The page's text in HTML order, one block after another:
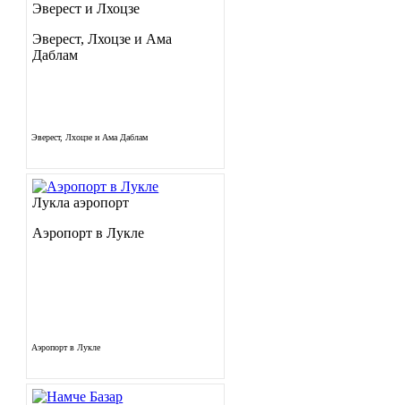
Эверест и Лхоцзе
Эверест, Лхоцзе и Ама
Даблам
Эверест, Лхоцзе и Ама Даблам
Лукла аэропорт
Аэропорт в Лукле
Аэропорт в Лукле